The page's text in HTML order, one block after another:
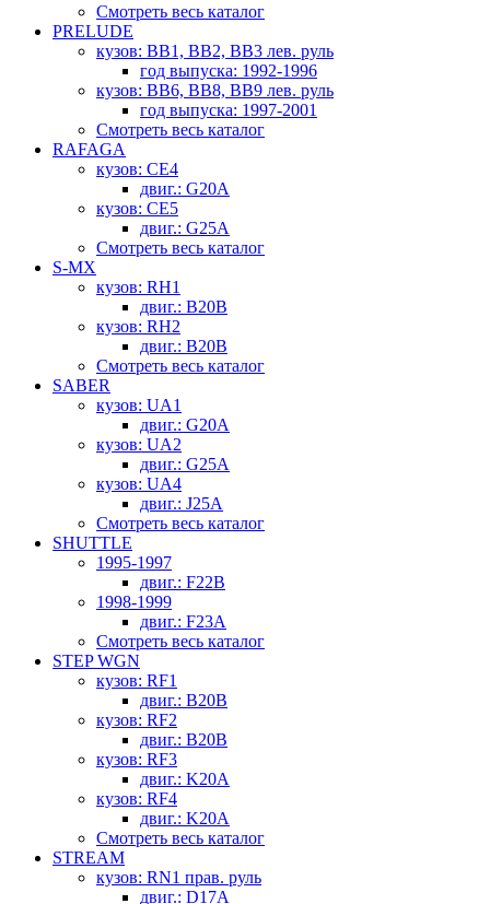
Смотреть весь каталог
PRELUDE
кузов: BB1, BB2, BB3 лев. руль
год выпуска: 1992-1996
кузов: BB6, BB8, BB9 лев. руль
год выпуска: 1997-2001
Смотреть весь каталог
RAFAGA
кузов: CE4
двиг.: G20A
кузов: CE5
двиг.: G25A
Смотреть весь каталог
S-MX
кузов: RH1
двиг.: B20B
кузов: RH2
двиг.: B20B
Смотреть весь каталог
SABER
кузов: UA1
двиг.: G20A
кузов: UA2
двиг.: G25A
кузов: UA4
двиг.: J25A
Смотреть весь каталог
SHUTTLE
1995-1997
двиг.: F22B
1998-1999
двиг.: F23A
Смотреть весь каталог
STEP WGN
кузов: RF1
двиг.: B20B
кузов: RF2
двиг.: B20B
кузов: RF3
двиг.: K20A
кузов: RF4
двиг.: K20A
Смотреть весь каталог
STREAM
кузов: RN1 прав. руль
двиг.: D17A